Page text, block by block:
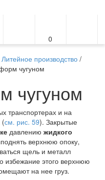
0
Литейное производство /
чугуном
чугуном
транспортерах и на
(см. рис. 59). Закрытые
давлению жидкого
верхнюю опоку,
щель и металл
избежание этого верхнюю
на нее груз.